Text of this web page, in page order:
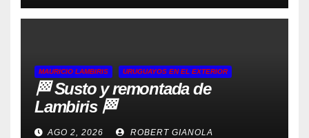
MAURICIO LAMBIRIS URUGUAYOS EN EL EXTERIOR
🏁 Susto y remontada de
Lambiris 🏁
AGO 2, 2026 ROBERT GIANOLA